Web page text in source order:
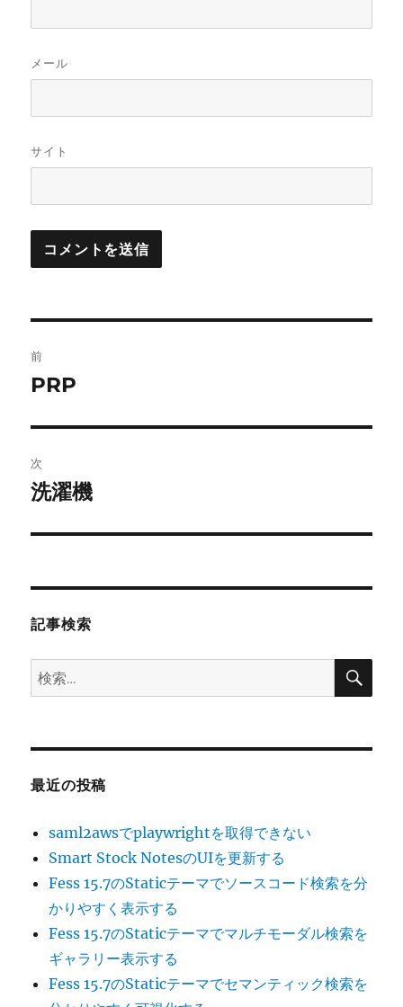
メール
サイト
稿
ビ
ゲ
ー
前
前
投
稿:
PRP
次
次
投
洗濯機
記事検索
検
索:
検
最近の投稿
saml2awsでplaywrightを取得できない
Smart Stock NotesのUIを更新する
Fess 15.7のStaticテーマでソースコード検索を分
かりやすく表示する
Fess 15.7のStaticテーマでマルチモーダル検索を
ギャラリー表示する
Fess 15.7のStaticテーマでセマンティック検索を